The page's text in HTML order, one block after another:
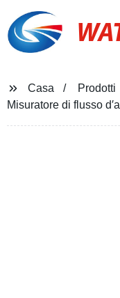
Casa
Prodotti
Misuratore di flusso